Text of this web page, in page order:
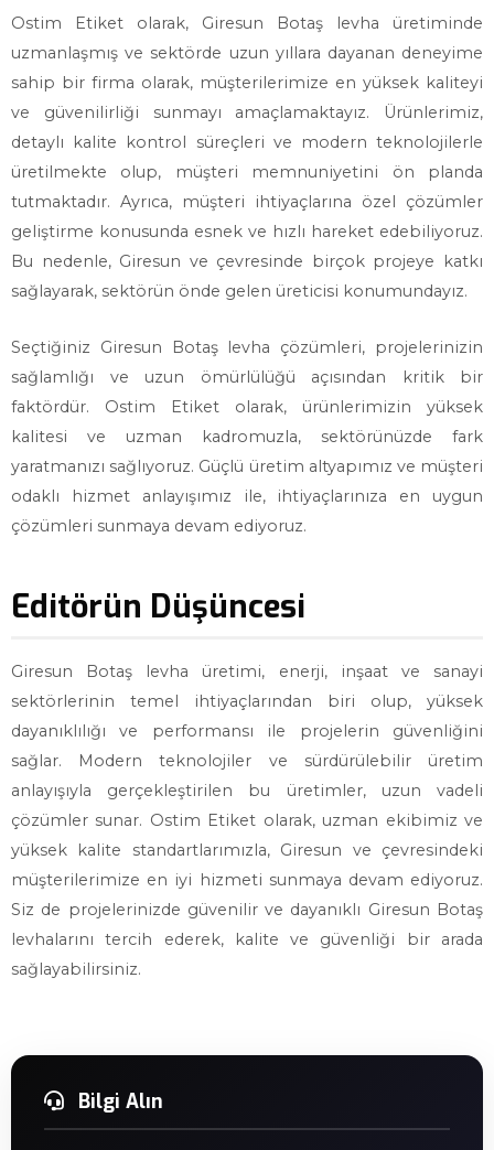
Ostim Etiket olarak, Giresun Botaş levha üretiminde
uzmanlaşmış ve sektörde uzun yıllara dayanan deneyime
sahip bir firma olarak, müşterilerimize en yüksek kaliteyi
ve güvenilirliği sunmayı amaçlamaktayız. Ürünlerimiz,
detaylı kalite kontrol süreçleri ve modern teknolojilerle
üretilmekte olup, müşteri memnuniyetini ön planda
tutmaktadır. Ayrıca, müşteri ihtiyaçlarına özel çözümler
geliştirme konusunda esnek ve hızlı hareket edebiliyoruz.
Bu nedenle, Giresun ve çevresinde birçok projeye katkı
sağlayarak, sektörün önde gelen üreticisi konumundayız.
Seçtiğiniz Giresun Botaş levha çözümleri, projelerinizin
sağlamlığı ve uzun ömürlülüğü açısından kritik bir
faktördür. Ostim Etiket olarak, ürünlerimizin yüksek
kalitesi ve uzman kadromuzla, sektörünüzde fark
yaratmanızı sağlıyoruz. Güçlü üretim altyapımız ve müşteri
odaklı hizmet anlayışımız ile, ihtiyaçlarınıza en uygun
çözümleri sunmaya devam ediyoruz.
Editörün Düşüncesi
Giresun Botaş levha üretimi, enerji, inşaat ve sanayi
sektörlerinin temel ihtiyaçlarından biri olup, yüksek
dayanıklılığı ve performansı ile projelerin güvenliğini
sağlar. Modern teknolojiler ve sürdürülebilir üretim
anlayışıyla gerçekleştirilen bu üretimler, uzun vadeli
çözümler sunar. Ostim Etiket olarak, uzman ekibimiz ve
yüksek kalite standartlarımızla, Giresun ve çevresindeki
müşterilerimize en iyi hizmeti sunmaya devam ediyoruz.
Siz de projelerinizde güvenilir ve dayanıklı Giresun Botaş
levhalarını tercih ederek, kalite ve güvenliği bir arada
sağlayabilirsiniz.
Bilgi Alın